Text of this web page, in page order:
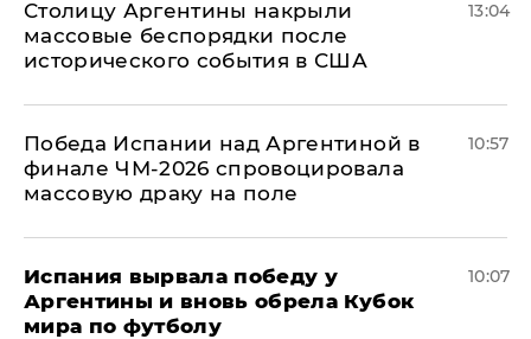
Столицу Аргентины накрыли
массовые беспорядки после
исторического события в США
13:04
Победа Испании над Аргентиной в
финале ЧМ-2026 спровоцировала
массовую драку на поле
10:57
Испания вырвала победу у
Аргентины и вновь обрела Кубок
мира по футболу
10:07